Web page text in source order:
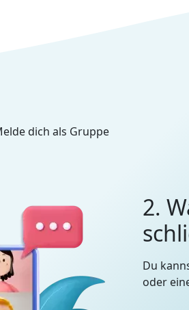
dich als Gruppe
2.
Du
oder